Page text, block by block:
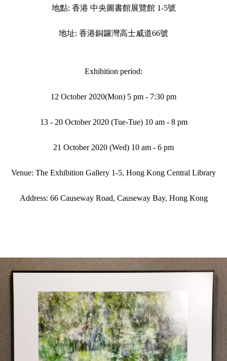
地點: 香港 中央圖書館展覽館 1-5號
地址: 香港銅鑼灣高士威道66號
Exhibition period:
12 October 2020(Mon) 5 pm - 7:30 pm
13 - 20 October 2020 (Tue-Tue) 10 am - 8 pm
21 October 2020 (Wed) 10 am - 6 pm
Venue: The Exhibition Gallery 1-5, Hong Kong Central Library
Address: 66 Causeway Road, Causeway Bay, Hong Kong